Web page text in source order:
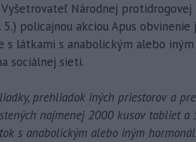
Vyšetrovateľ Národnej
policajnou akciou Apus obvinenie
s látkami s anabolickým alebo
sociálnej sieti.
prehliadok iných priestorov a
najmenej 2000 kusov tabliet a
s anabolickým alebo iným